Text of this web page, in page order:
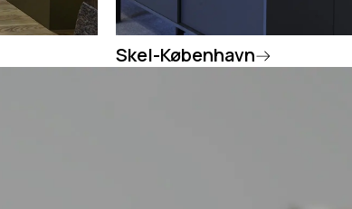
Skel-København